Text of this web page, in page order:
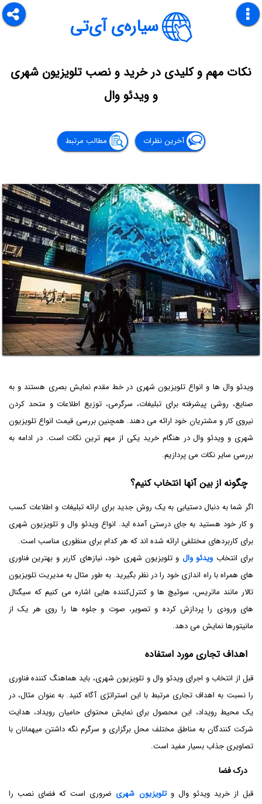
سیاره‌ی آی‌تی
نکات مهم و کلیدی در خرید و نصب تلویزیون شهری
و ویدئو وال
آخرین نظرات مطالب مرتبط
ویدئو وال ها و انواع تلویزیون شهری در خط مقدم نمایش بصری هستند و به
صنایع، روشی پیشرفته برای تبلیغات، سرگرمی، توزیع اطلاعات و متحد کردن
نیروی کار و مشتریان خود ارائه می ‌دهند. همچنین بررسی قیمت انواع تلویزیون
شهری و ویدئو وال در هنگام خرید یکی از مهم ترین نکات است. در ادامه به
بررسی سایر نکات می پردازیم.
چگونه از بین آنها انتخاب کنیم؟
اگر شما به دنبال دستیابی به یک روش جدید برای ارائه تبلیغات و اطلاعات کسب
و کار خود هستید به جای درستی آمده اید. انواع ویدئو وال و تلویزیون شهری
برای کاربردهای مختلفی ارائه شده اند که هر کدام برای منظوری مناسب است.
برای انتخاب ویدئو وال و تلویزیون شهری خود، نیازهای کاربر و بهترین فناوری
‌های همراه با راه ‌اندازی خود را در نظر بگیرید. به طور مثال به مدیریت تلویزیون
تالار مانند ماتریس، سوئیچ ‌ها و کنترل‌کننده‌ هایی اشاره می ‌کنیم که سیگنال
‌های ورودی را پردازش کرده و تصویر، صوت و جلوه‌ ها را روی هر یک از
مانیتورها نمایش می ‌دهد.
اهداف تجاری مورد استفاده
قبل از انتخاب و اجرای ویدئو وال و تلویزیون شهری، باید هماهنگ کننده فناوری
را نسبت به اهداف تجاری مرتبط با این استراتژی آگاه کنید. به عنوان مثال، در
یک محیط رویداد، این محصول برای نمایش محتوای حامیان رویداد، هدایت
شرکت کنندگان به مناطق مختلف محل برگزاری و سرگرم نگه داشتن میهمانان با
تصاویری جذاب بسیار مفید است.
درک فضا
قبل از خرید ویدئو وال وتلویزیون شهری ضروری است که فضای نصب را